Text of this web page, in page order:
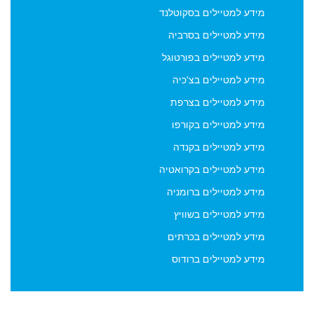
מידע למטיילים בסקוטלנד
מידע למטיילים בסרביה
מידע למטיילים בפורטוגל
מידע למטיילים בצ'כיה
מידע למטיילים בצרפת
מידע למטיילים בקורפו
מידע למטיילים בקנדה
מידע למטיילים בקרואטיה
מידע למטיילים ברומניה
מידע למטיילים בשוויץ
מידע למטיילים בכרתים
מידע למטיילים ברודוס